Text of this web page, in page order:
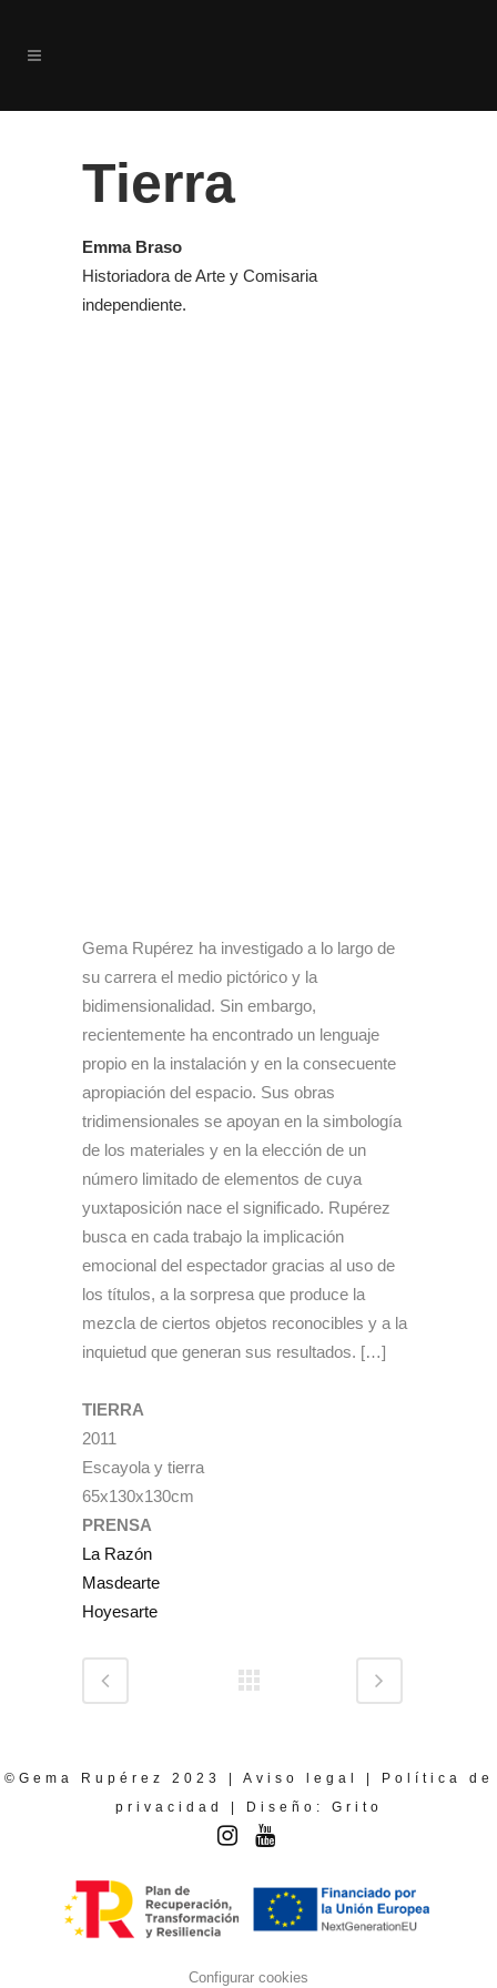
Tierra
Emma Braso
Historiadora de Arte y Comisaria
independiente.
Gema Rupérez ha investigado a lo largo de
su carrera el medio pictórico y la
bidimensionalidad. Sin embargo,
recientemente ha encontrado un lenguaje
propio en la instalación y en la consecuente
apropiación del espacio. Sus obras
tridimensionales se apoyan en la simbología
de los materiales y en la elección de un
número limitado de elementos de cuya
yuxtaposición nace el significado. Rupérez
busca en cada trabajo la implicación
emocional del espectador gracias al uso de
los títulos, a la sorpresa que produce la
mezcla de ciertos objetos reconocibles y a la
inquietud que generan sus resultados. […]
TIERRA
2011
Escayola y tierra
65x130x130cm
PRENSA
La Razón
Masdearte
Hoyesarte
©Gema Rupérez 2023 | Aviso legal
Política de
privacidad
| Diseño: Grito
Configurar cookies